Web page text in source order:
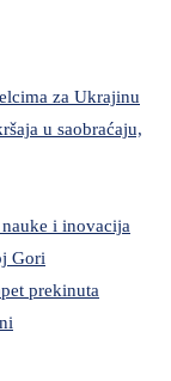
za Ukrajinu
u saobraćaju,
i inovacija
Gori
prekinuta